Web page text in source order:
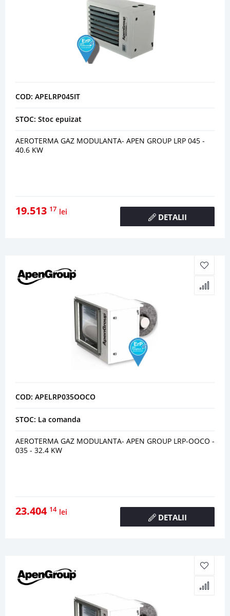
COD: APELRP045IT
STOC: Stoc epuizat
AEROTERMA GAZ MODULANTA- APEN GROUP LRP 045 -
40.6 KW
19.513 17 lei
DETALII
COD: APELRP035OOCO
STOC: La comanda
AEROTERMA GAZ MODULANTA- APEN GROUP LRP-OOCO -
035 - 32.4 KW
23.404 14 lei
DETALII